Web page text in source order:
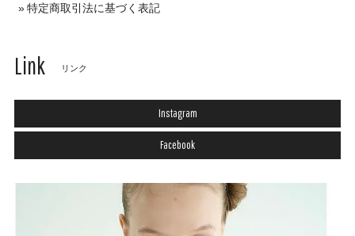
特定商取引法に基づく表記
Link リンク
Instagram
Facebook